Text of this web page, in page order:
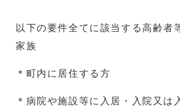
以下の要件全てに該当する高齢者
家族
＊町内に居住する方
＊病院や施設等に入居・入院又は